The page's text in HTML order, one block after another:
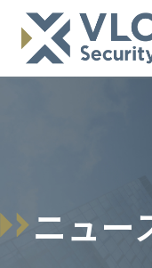
ニュー